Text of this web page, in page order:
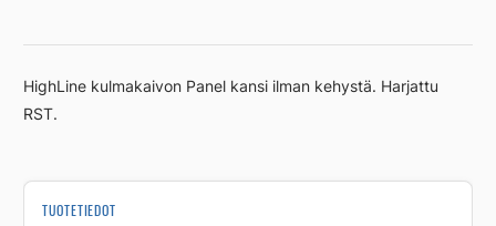
kehystä.
määrä
HighLine kulmakaivon Panel kansi ilman kehystä. Harjattu
RST.
TUOTETIEDOT